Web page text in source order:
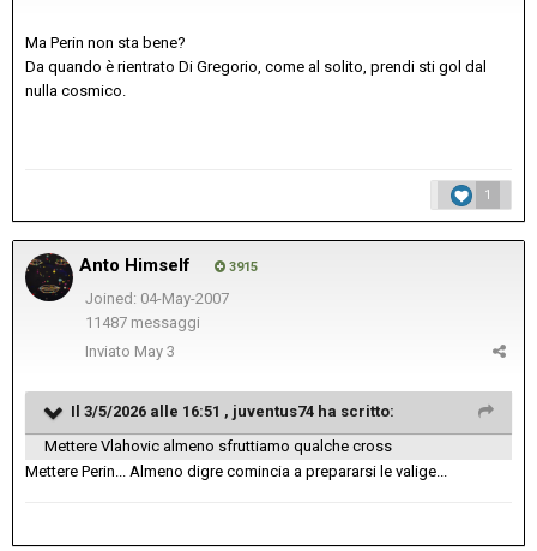
Ma Perin non sta bene?
Da quando è rientrato Di Gregorio, come al solito, prendi sti gol dal
nulla cosmico.
1
Anto Himself 3915
Joined: 04-May-2007
11487 messaggi
Inviato May 3
Il 3/5/2026 alle 16:51 , juventus74 ha scritto:
Mettere Vlahovic almeno sfruttiamo qualche cross
Mettere Perin... Almeno digre comincia a prepararsi le valige...